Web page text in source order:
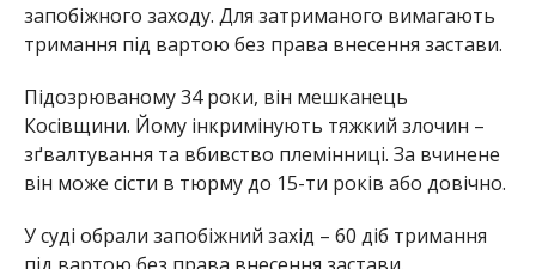
запобіжного заходу. Для затриманого вимагають
тримання під вартою без права внесення застави.
Підозрюваному 34 роки, він мешканець
Косівщини. Йому інкримінують тяжкий злочин –
зґвалтування та вбивство племінниці. За вчинене
він може сісти в тюрму до 15-ти років або довічно.
У суді обрали запобіжний захід – 60 діб тримання